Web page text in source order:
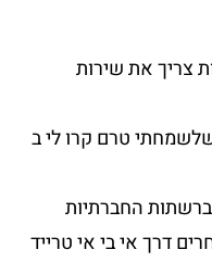
צריך את שירות
שלשמחתי טרם קרו לי ב
החברתיות
דרך אי בי אי טרייד